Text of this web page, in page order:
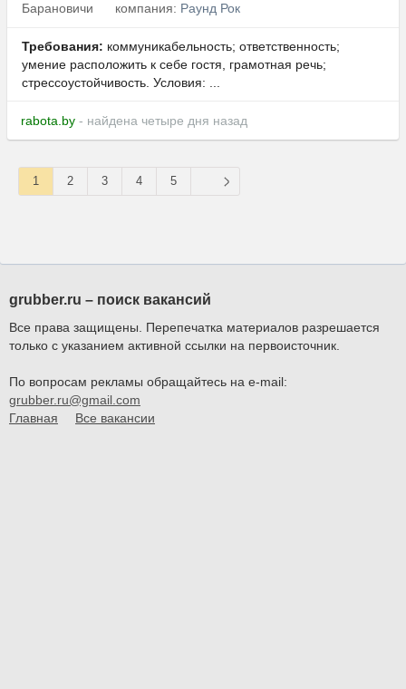
Барановичи компания: Раунд Рок
Требования: коммуникабельность; ответственность;
умение расположить к себе гостя, грамотная речь;
стрессоустойчивость. Условия: ...
rabota.by - найдена четыре дня назад
1 2 3 4 5
grubber.ru – поиск вакансий
Все права защищены. Перепечатка материалов разрешается
только с указанием активной ссылки на первоисточник.
По вопросам рекламы обращайтесь на e-mail:
grubber.ru@gmail.com
Главная
Все вакансии